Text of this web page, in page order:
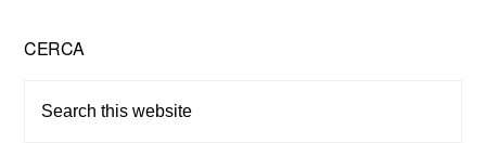
Primary
Sidebar
CERCA